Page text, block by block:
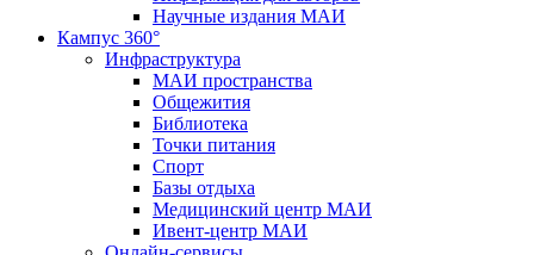
Научные издания МАИ
Кампус 360°
Инфраструктура
МАИ пространства
Общежития
Библиотека
Точки питания
Спорт
Базы отдыха
Медицинский центр МАИ
Ивент-центр МАИ